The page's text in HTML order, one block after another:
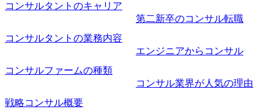
コンサルタントのキャリア
コンサルタントの業務内容
コンサルファームの種類
戦略コンサル概要
第二新卒のコンサル転職
エンジニアからコンサル
コンサル業界が人気の理由